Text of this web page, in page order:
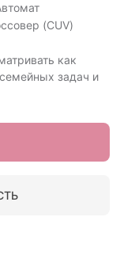
(CUV)
как
задач и